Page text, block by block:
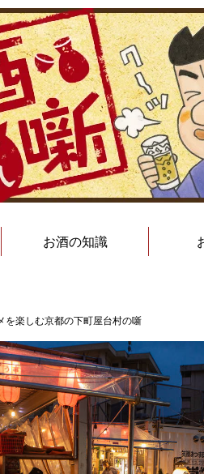
お酒の知識
を楽しむ京都の下町屋台村の噺